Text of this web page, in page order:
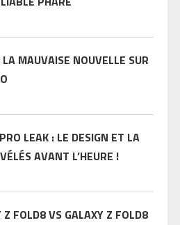
MAUVAISE NOUVELLE SUR
LEAK : LE DESIGN ET LA
AVANT L’HEURE !
Z FOLD8 VS GALAXY Z FOLD8